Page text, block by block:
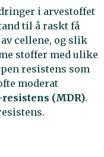
i arvestoffet
til å raskt få
cellene, og slik
stoffer med ulike
resistens som
moderat
(MDR).